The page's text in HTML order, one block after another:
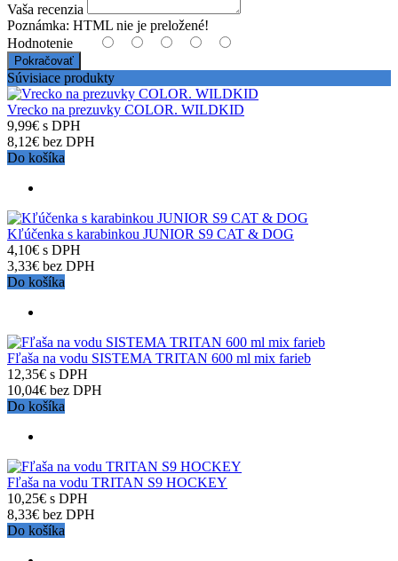
Vaša recenzia
Poznámka: HTML nie je preložené!
Hodnotenie
Pokračovať
Súvisiace produkty
Vrecko na prezuvky COLOR. WILDKID
9,99€ s DPH
8,12€ bez DPH
Do košíka
Kľúčenka s karabinkou JUNIOR S9 CAT & DOG
4,10€ s DPH
3,33€ bez DPH
Do košíka
Fľaša na vodu SISTEMA TRITAN 600 ml mix farieb
12,35€ s DPH
10,04€ bez DPH
Do košíka
Fľaša na vodu TRITAN S9 HOCKEY
10,25€ s DPH
8,33€ bez DPH
Do košíka